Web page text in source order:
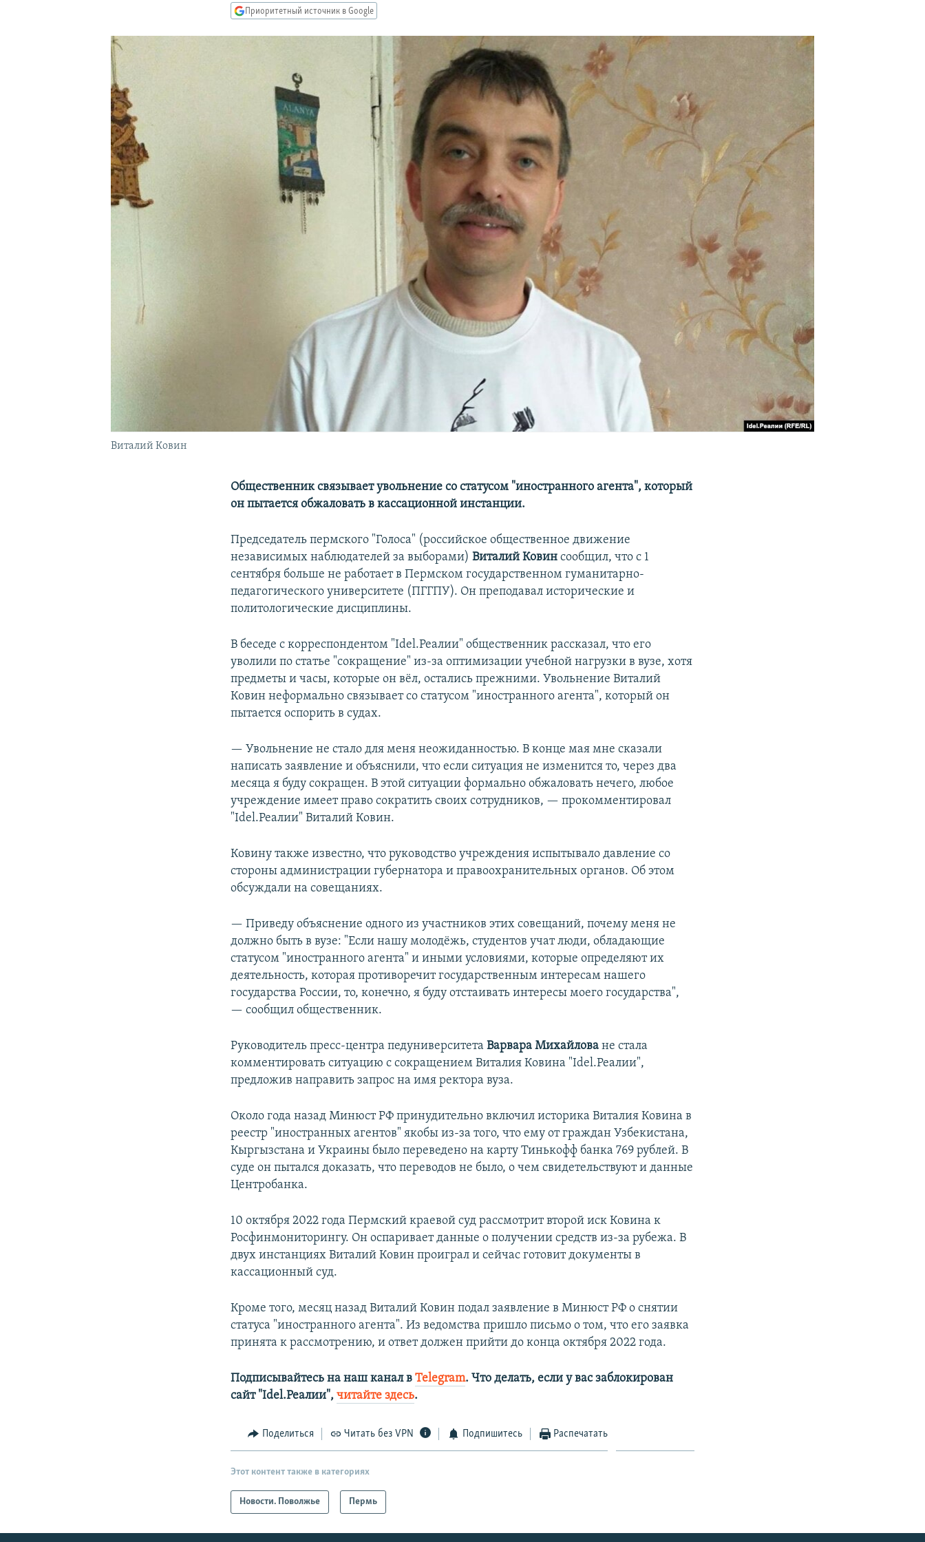
Приоритетный источник в Google
Виталий Ковин
Общественник связывает увольнение со статусом "иностранного агента", который
он пытается обжаловать в кассационной инстанции.
Председатель пермского "Голоса" (российское общественное движение
независимых наблюдателей за выборами)Виталий Ковин сообщил, что с 1
сентября больше не работает в Пермском государственном гуманитарно-
педагогического университете (ПГГПУ). Он преподавал исторические и
политологические дисциплины.
В беседе с корреспондентом "Idel.Реалии" общественник рассказал, что его
уволили по статье "сокращение" из-за оптимизации учебной нагрузки в вузе, хотя
предметы и часы, которые он вёл, остались прежними. Увольнение Виталий
Ковин неформально связывает со статусом "иностранного агента", который он
пытается оспорить в судах.
— Увольнение не стало для меня неожиданностью. В конце мая мне сказали
написать заявление и объяснили, что если ситуация не изменится то, через два
месяца я буду сокращен. В этой ситуации формально обжаловать нечего, любое
учреждение имеет право сократить своих сотрудников, — прокомментировал
"Idel.Реалии" Виталий Ковин.
Ковину также известно, что руководство учреждения испытывало давление со
стороны администрации губернатора и правоохранительных органов. Об этом
обсуждали на совещаниях.
— Приведу объяснение одного из участников этих совещаний, почему меня не
должно быть в вузе: "Если нашу молодёжь, студентов учат люди, обладающие
статусом "иностранного агента" и иными условиями, которые определяют их
деятельность, которая противоречит государственным интересам нашего
государства России, то, конечно, я буду отстаивать интересы моего государства",
— сообщил общественник.
Руководитель пресс-центра педуниверситетаВарвара Михайлова не стала
комментировать ситуацию с сокращением Виталия Ковина "Idel.Реалии",
предложив направить запрос на имя ректора вуза.
Около года назад Минюст РФ принудительно включил историка Виталия Ковина в
реестр "иностранных агентов" якобы из-за того, что ему от граждан Узбекистана,
Кыргызстана и Украины было переведено на карту Тинькофф банка 769 рублей. В
суде он пытался доказать, что переводов не было, о чем свидетельствуют и данные
Центробанка.
10 октября 2022 года Пермский краевой суд рассмотрит второй иск Ковина к
Росфинмониторингу. Он оспаривает данные о получении средств из-за рубежа. В
двух инстанциях Виталий Ковин проиграл и сейчас готовит документы в
кассационный суд.
Кроме того, месяц назад Виталий Ковин подал заявление в Минюст РФ о снятии
статуса "иностранного агента". Из ведомства пришло письмо о том, что его заявка
принята к рассмотрению, и ответ должен прийти до конца октября 2022 года.
Подписывайтесь на наш канал вTelegram. Что делать, если у вас заблокирован
сайт "Idel.Реалии",читайте здесь.
Поделиться Читать без VPN Подпишитесь Распечатать
Этот контент также в категориях
Новости. Поволжье Пермь